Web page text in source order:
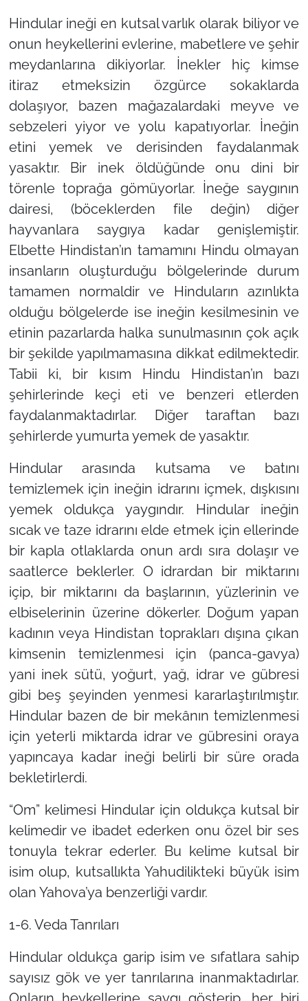
Hindular ineği en kutsal varlık olarak biliyor ve
onun heykellerini evlerine, mabetlere ve şehir
meydanlarına dikiyorlar. İnekler hiç kimse
itiraz etmeksizin özgürce sokaklarda
dolaşıyor, bazen mağazalardaki meyve ve
sebzeleri yiyor ve yolu kapatıyorlar. İneğin
etini yemek ve derisinden faydalanmak
yasaktır. Bir inek öldüğünde onu dini bir
törenle toprağa gömüyorlar. İneğe saygının
dairesi, (böceklerden file değin) diğer
hayvanlara saygıya kadar genişlemiştir.
Elbette Hindistan’ın tamamını Hindu olmayan
insanların oluşturduğu bölgelerinde durum
tamamen normaldir ve Hinduların azınlıkta
olduğu bölgelerde ise ineğin kesilmesinin ve
etinin pazarlarda halka sunulmasının çok açık
bir şekilde yapılmamasına dikkat edilmektedir.
Tabii ki, bir kısım Hindu Hindistan’ın bazı
şehirlerinde keçi eti ve benzeri etlerden
faydalanmaktadırlar. Diğer taraftan bazı
şehirlerde yumurta yemek de yasaktır.
Hindular arasında kutsama ve batını
temizlemek için ineğin idrarını içmek, dışkısını
yemek oldukça yaygındır. Hindular ineğin
sıcak ve taze idrarını elde etmek için ellerinde
bir kapla otlaklarda onun ardı sıra dolaşır ve
saatlerce beklerler. O idrardan bir miktarını
içip, bir miktarını da başlarının, yüzlerinin ve
elbiselerinin üzerine dökerler. Doğum yapan
kadının veya Hindistan toprakları dışına çıkan
kimsenin temizlenmesi için (panca-gavya)
yani inek sütü, yoğurt, yağ, idrar ve gübresi
gibi beş şeyinden yenmesi kararlaştırılmıştır.
Hindular bazen de bir mekânın temizlenmesi
için yeterli miktarda idrar ve gübresini oraya
yapıncaya kadar ineği belirli bir süre orada
bekletirlerdi.
“Om” kelimesi Hindular için oldukça kutsal bir
kelimedir ve ibadet ederken onu özel bir ses
tonuyla tekrar ederler. Bu kelime kutsal bir
isim olup, kutsallıkta Yahudilikteki büyük isim
olan Yahova’ya benzerliği vardır.
1-6. Veda Tanrıları
Hindular oldukça garip isim ve sıfatlara sahip
sayısız gök ve yer tanrılarına inanmaktadırlar.